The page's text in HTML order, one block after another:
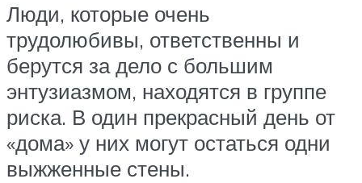
Люди, которые очень
трудолюбивы, ответственны и
берутся за дело с большим
энтузиазмом, находятся в группе
риска. В один прекрасный день от
«дома» у них могут остаться одни
выжженные стены.